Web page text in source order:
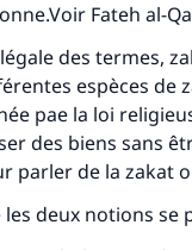
Fateh al-
des termes,
espèces
pae la loi
des biens sans
parler de la zakat
les deux notions